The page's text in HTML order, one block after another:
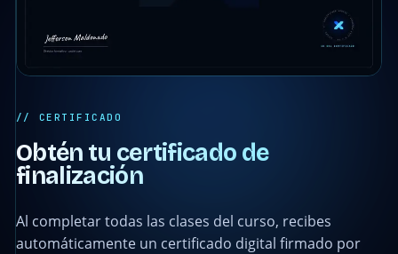
// CERTIFICADO
Obtén tu certificado de
finalización
Al completar todas las clases del curso, recibes
automáticamente un certificado digital firmado por